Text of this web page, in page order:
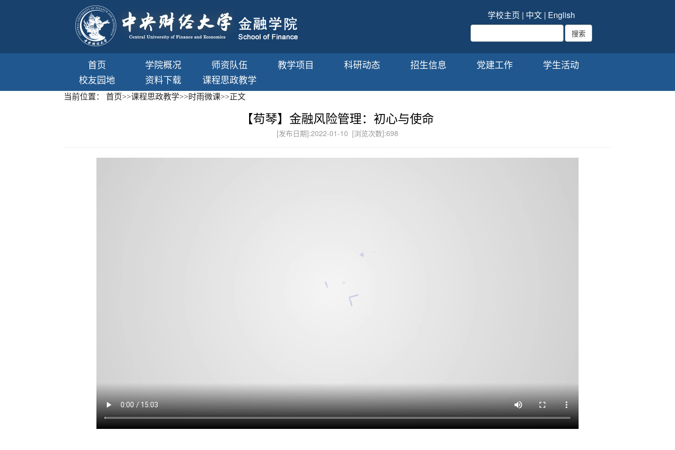
学校主页 | 中文 | English
首页 学院概况 师资队伍 教学项目 科研动态 招生信息 党建工作
学生活动
校友园地
资料下载 课程思政教学
当前位置： 首页>>课程思政教学>>时雨微课>>正文
【苟琴】金融风险管理：初心与使命
[发布日期]:2022-01-10 [浏览次数]:698